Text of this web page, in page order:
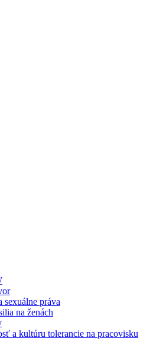
sexuálne práva
na ženách
a kultúru tolerancie na pracovisku